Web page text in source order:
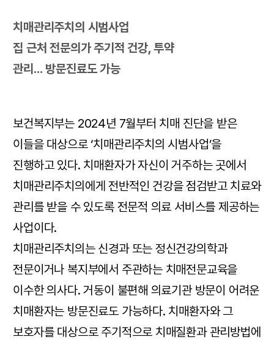
치매관리주치의 시범사업
집 근처 전문의가 주기적 건강, 투약
관리… 방문진료도 가능
보건복지부는 2024년 7월부터 치매 진단을 받은
이들을 대상으로 ‘치매관리주치의 시범사업’을
진행하고 있다. 치매환자가 자신이 거주하는 곳에서
치매관리주치의에게 전반적인 건강을 점검받고 치료와
관리를 받을 수 있도록 전문적 의료 서비스를 제공하는
사업이다.
치매관리주치의는 신경과 또는 정신건강의학과
전문이거나 복지부에서 주관하는 치매전문교육을
이수한 의사다. 거동이 불편해 의료기관 방문이 어려운
치매환자는 방문진료도 가능하다. 치매환자와 그
보호자를 대상으로 주기적으로 치매질환과 관리방법에